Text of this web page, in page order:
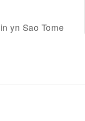
yn Sao Tome